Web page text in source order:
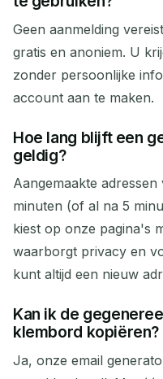
Geen aanmelding
gratis en anoniem. U
zonder persoonlijke
account aan te maken.
Hoe lang blijft een
geldig?
Aangemaakte
minuten (of al na 5
kiest op onze pagina's
waarborgt privacy en
kunt altijd een nieuw
Kan ik de
klembord kopiëren?
Ja, onze email